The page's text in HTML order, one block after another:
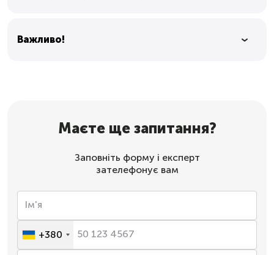
Важливо!
Маєте ще запитання?
Заповніть форму і експерт
зателефонує вам
+380